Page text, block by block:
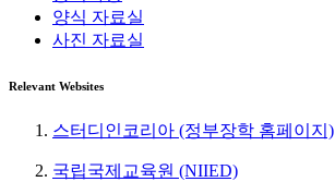
양식 자료실
사진 자료실
Relevant Websites
스터디인코리아 (정부장학 홈페이지)
국립국제교육원 (NIIED)